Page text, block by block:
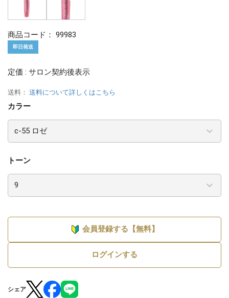
商品コード： 99983
即日発送
定価 : サロン契約後表示
送料： 送料について詳しくはこちら
カラー
トーン
会員登録する【無料】
ログインする
シェア